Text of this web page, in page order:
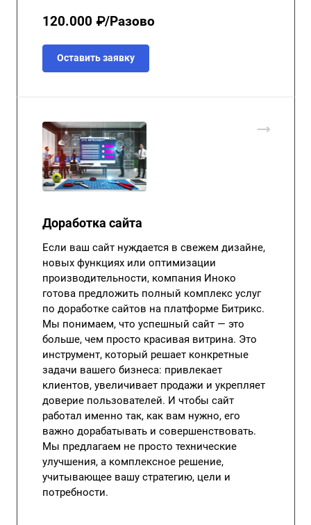
120.000 ₽/Разово
Оставить заявку
Доработка сайта
Если ваш сайт нуждается в свежем дизайне,
новых функциях или оптимизации
производительности, компания Иноко
готова предложить полный комплекс услуг
по доработке сайтов на платформе Битрикс.
Мы понимаем, что успешный сайт — это
больше, чем просто красивая витрина. Это
инструмент, который решает конкретные
задачи вашего бизнеса: привлекает
клиентов, увеличивает продажи и укрепляет
доверие пользователей. И чтобы сайт
работал именно так, как вам нужно, его
важно дорабатывать и совершенствовать.
Мы предлагаем не просто технические
улучшения, а комплексное решение,
учитывающее вашу стратегию, цели и
потребности.